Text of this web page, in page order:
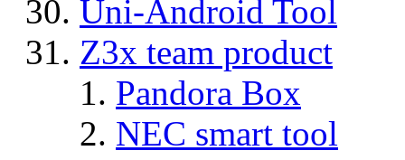
Uni-Android Tool
Z3x team product
Pandora Box
NEC smart tool